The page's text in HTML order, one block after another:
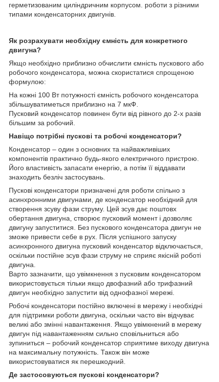
герметизованим циліндричним корпусом. роботи з різними
типами конденсаторних двигунів.
Як розрахувати необхідну ємність для конкретного
двигуна?
Якщо необхідно приблизно обчислити ємність пускового або
робочого конденсатора, можна скористатися спрощеною
формулою:
На кожні 100 Вт потужності ємність робочого конденсатора
збільшуватиметься приблизно на 7 мкФ.
Пусковий конденсатор повинен бути від рівного до 2-х разів
більшим за робочий.
Навіщо потрібні пускові та робочі конденсатори?
Конденсатор – один з основних та найважливіших
компонентів практично будь-якого електричного пристрою.
Його властивість запасати енергію, а потім її віддавати
знаходить безліч застосувань.
Пускові конденсатори призначені для роботи спільно з
асинхронними двигунами, де конденсатор необхідний для
створення зсуву фази струму. Цей зсув дає поштовх
обертання двигуна, створює пусковий момент і дозволяє
двигуну запуститися. Без пускового конденсатора двигун не
зможе привести себе в рух. Після успішного запуску
асинхронного двигуна пусковий конденсатор відключається,
оскільки постійне зсув фази струму не сприяє якісній роботі
двигуна.
Варто зазначити, що увімкнення з пусковим конденсатором
використовується тільки якщо двофазний або трифазний
двигун необхідно запустити від однофазної мережі.
Робочі конденсатори постійно включені в мережу і необхідні
для підтримки роботи двигуна, оскільки часто він відчуває
великі або змінні навантаження. Якщо увімкнений в мережу
двигун під навантаженням сильно сповільниться або
зупиниться – робочий конденсатор сприятиме виходу двигуна
на максимальну потужність. Також він може
використовуватися як перешкодний.
Де застосовуються пускові конденсатори?